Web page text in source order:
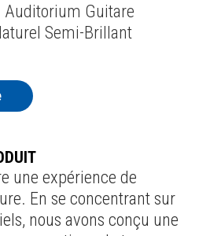
Auditorium Guitare
Semi-Brillant
une expérience de
En se concentrant sur
nous avons conçu une